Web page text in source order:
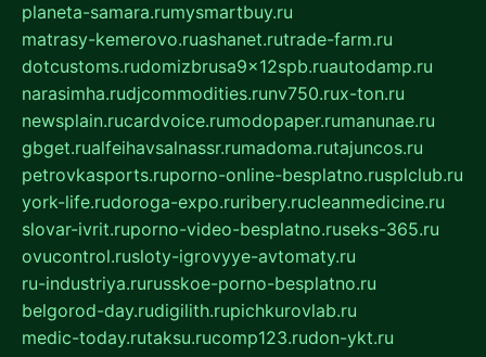
planeta-samara.rumysmartbuy.ru
matrasy-kemerovo.ruashanet.rutrade-farm.ru
dotcustoms.rudomizbrusa9x12spb.ruautodamp.ru
narasimha.rudjcommodities.runv750.rux-ton.ru
newsplain.rucardvoice.rumodopaper.rumanunae.ru
gbget.rualfeihavsalnassr.rumadoma.rutajuncos.ru
petrovkasports.ruporno-online-besplatno.rusplclub.ru
york-life.rudoroga-expo.ruribery.rucleanmedicine.ru
slovar-ivrit.ruporno-video-besplatno.ruseks-365.ru
ovucontrol.rusloty-igrovyye-avtomaty.ru
ru-industriya.rurusskoe-porno-besplatno.ru
belgorod-day.rudigilith.rupichkurovlab.ru
medic-today.rutaksu.rucomp123.rudon-ykt.ru